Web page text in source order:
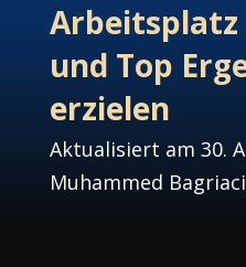
und Top
erzielen
Aktualisiert am 30.
Muhammed